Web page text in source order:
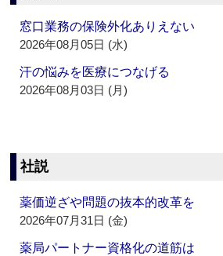
窓口業務の保険外化ありえない
2026年08月05日 (水)
汗の悩みを医療につなげる
2026年08月03日 (月)
社説
薬価逆ざや問題の抜本的改革を
2026年07月31日 (金)
薬局パートナー資格化の道筋は